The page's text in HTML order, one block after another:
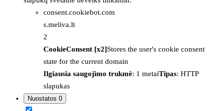
consent.cookiebot.com
s.meliva.lt
2
CookieConsent [x2]Stores the user's cookie consent
state for the current domain
Ilgiausia saugojimo trukmė: 1 metaiTipas: HTTP
slapukas
Nuostatos 0